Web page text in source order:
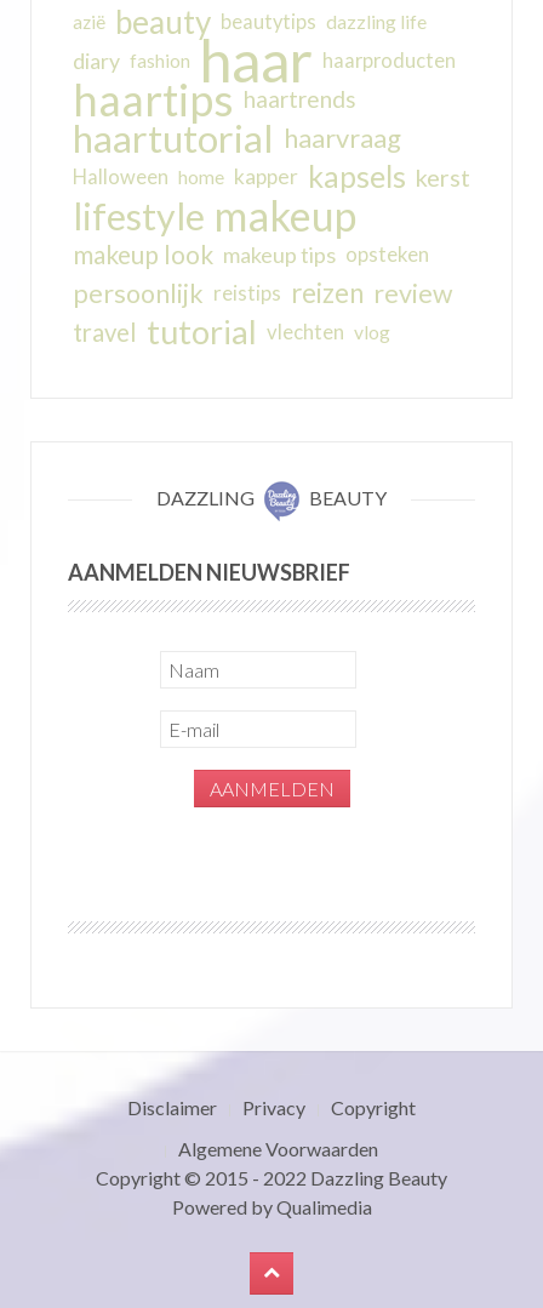
azië beauty beautytips dazzling life
diary fashion haar haarproducten
haartips haartrends
haartutorial haarvraag
Halloween home kapper kapsels kerst
lifestyle makeup
makeup look makeup tips opsteken
persoonlijk reistips reizen review
travel tutorial vlechten vlog
DAZZLING BEAUTY
AANMELDEN NIEUWSBRIEF
Disclaimer Privacy
Copyright
Algemene Voorwaarden
Copyright © 2015 - 2022 Dazzling Beauty
Powered byQualimedia